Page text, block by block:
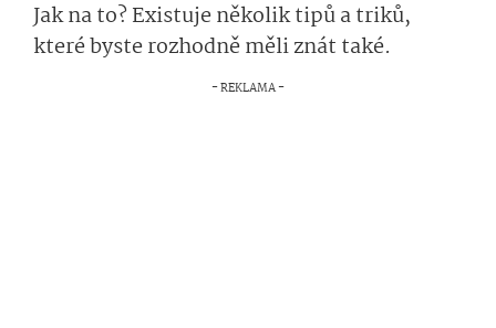
Jak na to? Existuje několik tipů a triků,
které byste rozhodně měli znát také.